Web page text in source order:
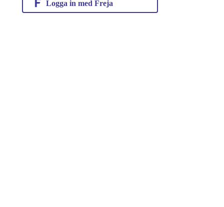
Logga in med Freja